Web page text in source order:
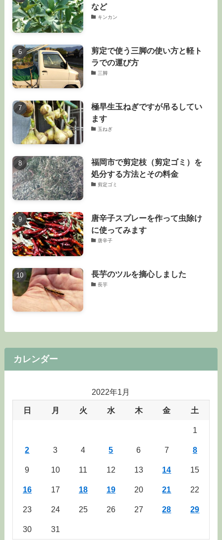
など
キンカン
剪定で使う三脚の使い方と軽ト
ラでの運び方
三脚
極早生玉ねぎですが吊るしてい
ます
玉ねぎ
福岡市で剪定枝（剪定ゴミ）を
処分する方法とその料金
剪定ゴミ
唐辛子スプレーを作って虫除け
に使ってみます
唐辛子
長芋のツルを摘心しました
長芋
カレンダー
2022年1月
日 月 火 水 木 金 土
1
2 3 4 5 6 7 8
9 10 11 12 13 14 15
16 17 18 19 20 21 22
23 24 25 26 27 28 29
30 31